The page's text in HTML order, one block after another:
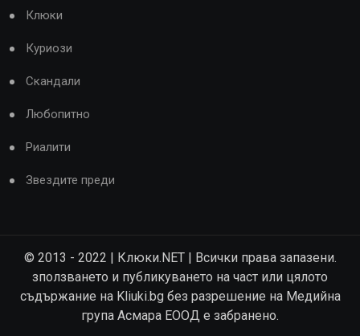
Клюки
Куриози
Скандали
Любопитно
Риалити
Звездите преди
© 2013 - 2022 | Клюки.NET | Всички права запазени.
зползването и публикуването на част или цялото
съдържание на Kliuki.bg без разрешение на Медийна
група Асмара ЕООД е забранено.